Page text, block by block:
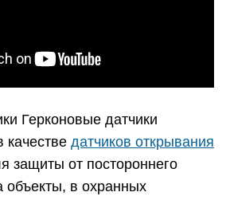
Герконовые датчики
качестве датчиков открывания
защиты от постороннего
объекты, в охранных